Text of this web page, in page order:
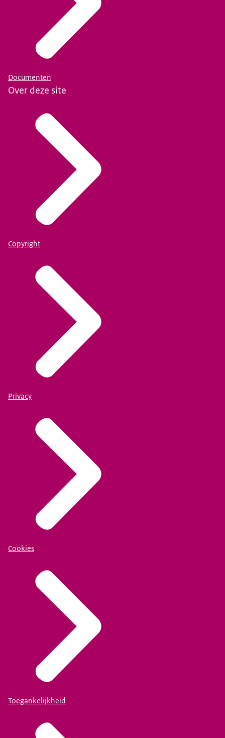
Documenten
Over deze site
Copyright
Privacy
Cookies
Toegankelijkheid